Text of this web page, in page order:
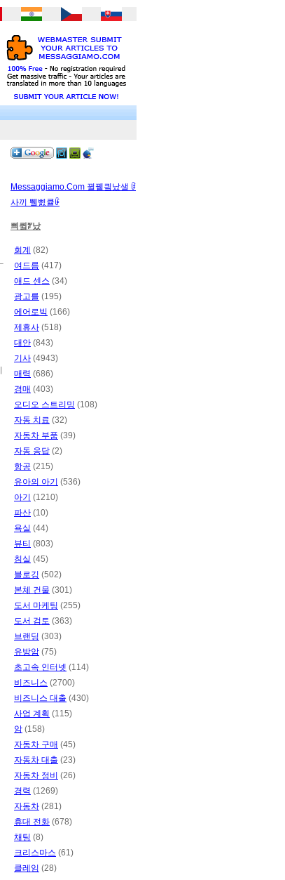
Messaggiamo.Com 뀔뀉킠났샐 ꀰ
사끼 쀜삜큘ꀰ
쁴큌ꃠ났
회계 (82)
여드름 (417)
애드 센스 (34)
광고를 (195)
에어로빅 (166)
제휴사 (518)
대안 (843)
기사 (4943)
매력 (686)
경매 (403)
오디오 스트리밍 (108)
자동 치료 (32)
자동차 부품 (39)
자동 응답 (2)
항공 (215)
유아의 아기 (536)
아기 (1210)
파산 (10)
욕실 (44)
뷰티 (803)
침실 (45)
블로깅 (502)
본체 건물 (301)
도서 마케팅 (255)
도서 검토 (363)
브랜딩 (303)
유방암 (75)
초고속 인터넷 (114)
비즈니스 (2700)
비즈니스 대출 (430)
사업 계획 (115)
암 (158)
자동차 구매 (45)
자동차 대출 (23)
자동차 정비 (26)
경력 (1269)
자동차 (281)
휴대 전화 (678)
채팅 (8)
크리스마스 (61)
클레임 (28)